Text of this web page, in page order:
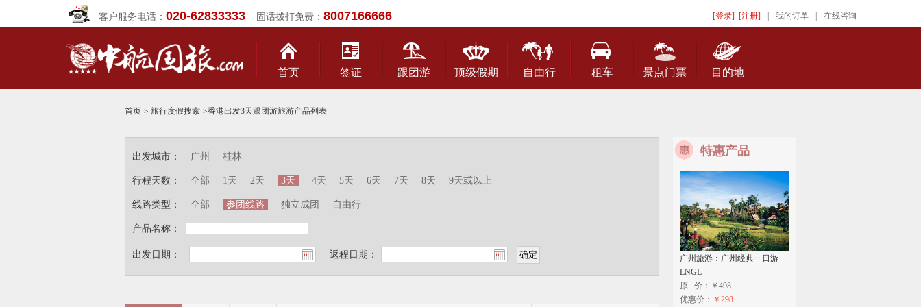
客户服务电话：020-62833333 固话拨打免费：8007166666 [登录] [注册] 我的订单 在线咨询
首页 签证 跟团游 顶级假期 自由行 租车 景点门票 目的地
首页 > 旅行度假搜索 >香港出发3天跟团游旅游产品列表
出发城市：
行程天数：
线路类型：
产品名称：
广州 桂林
全部 1天 2天 3天 4天 5天 6天 7天 8天 9天或以上
全部 参团线路 独立成团 自由行
出发日期： 返程日期：
特惠产品
广州旅游：广州经典一日游
LNGL
原 价： ￥498
优惠价： ￥298